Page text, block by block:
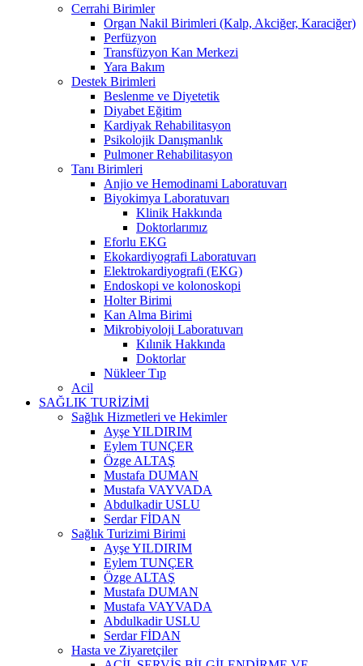
Cerrahi Birimler
Organ Nakil Birimleri (Kalp, Akciğer, Karaciğer)
Perfüzyon
Transfüzyon Kan Merkezi
Yara Bakım
Destek Birimleri
Beslenme ve Diyetetik
Diyabet Eğitim
Kardiyak Rehabilitasyon
Psikolojik Danışmanlık
Pulmoner Rehabilitasyon
Tanı Birimleri
Anjio ve Hemodinami Laboratuvarı
Biyokimya Laboratuvarı
Klinik Hakkında
Doktorlarımız
Eforlu EKG
Ekokardiyografi Laboratuvarı
Elektrokardiyografi (EKG)
Endoskopi ve kolonoskopi
Holter Birimi
Kan Alma Birimi
Mikrobiyoloji Laboratuvarı
Kılınik Hakkında
Doktorlar
Nükleer Tıp
Acil
SAĞLIK TURİZİMİ
Sağlık Hizmetleri ve Hekimler
Ayşe YILDIRIM
Eylem TUNÇER
Özge ALTAŞ
Mustafa DUMAN
Mustafa VAYVADA
Abdulkadir USLU
Serdar FİDAN
Sağlık Turizimi Birimi
Ayşe YILDIRIM
Eylem TUNÇER
Özge ALTAŞ
Mustafa DUMAN
Mustafa VAYVADA
Abdulkadir USLU
Serdar FİDAN
Hasta ve Ziyaretçiler